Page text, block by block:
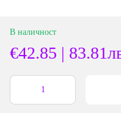
В наличност
€42.85 |